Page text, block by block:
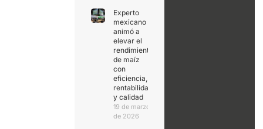
Experto
mexicano
animó a
elevar el
rendimiento
de maíz
con
eficiencia,
rentabilidad
y calidad
19 de marzo
de 2026